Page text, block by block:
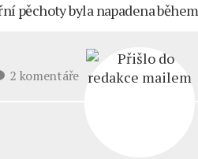
pěchoty byla napadena
2 komentářeu